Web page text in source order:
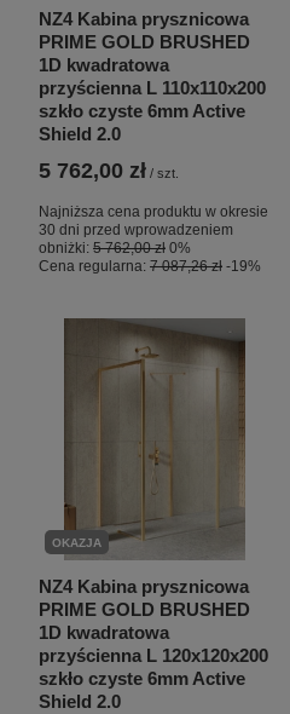
NZ4 Kabina prysznicowa
PRIME GOLD BRUSHED
1D kwadratowa
przyścienna L 110x110x200
szkło czyste 6mm Active
Shield 2.0
5 762,00 zł / szt.
Najniższa cena produktu w okresie
30 dni przed wprowadzeniem
obniżki: 5 762,00 zł 0%
Cena regularna: 7 087,26 zł -19%
OKAZJA
NZ4 Kabina prysznicowa
PRIME GOLD BRUSHED
1D kwadratowa
przyścienna L 120x120x200
szkło czyste 6mm Active
Shield 2.0